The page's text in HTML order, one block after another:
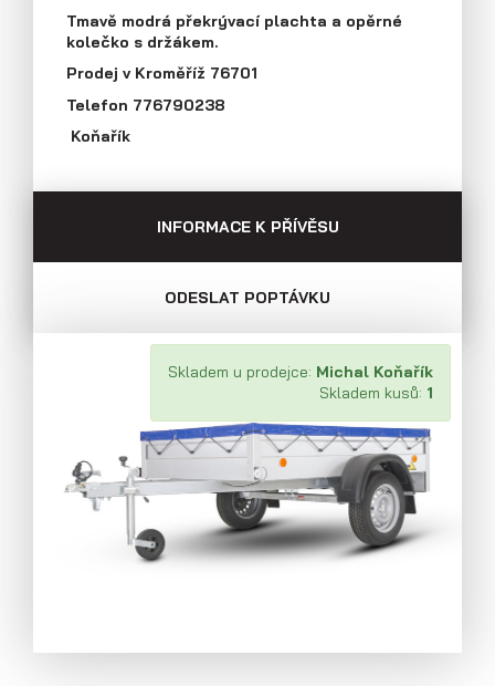
Přívěsy s koly vedle ložné plochy
(překližkové a hliníkové bočnice)
Přívěsy s koly pod ložnou plochou
Tmavě modrá překrývací plachta a opěrné
kolečko s držákem.
Prodej v Kroměříž 76701
Telefon 776790238
Koňařík
INFORMACE K PŘÍVĚSU
ODESLAT POPTÁVKU
Skladem u prodejce: Michal Koňařík
Skladem kusů: 1